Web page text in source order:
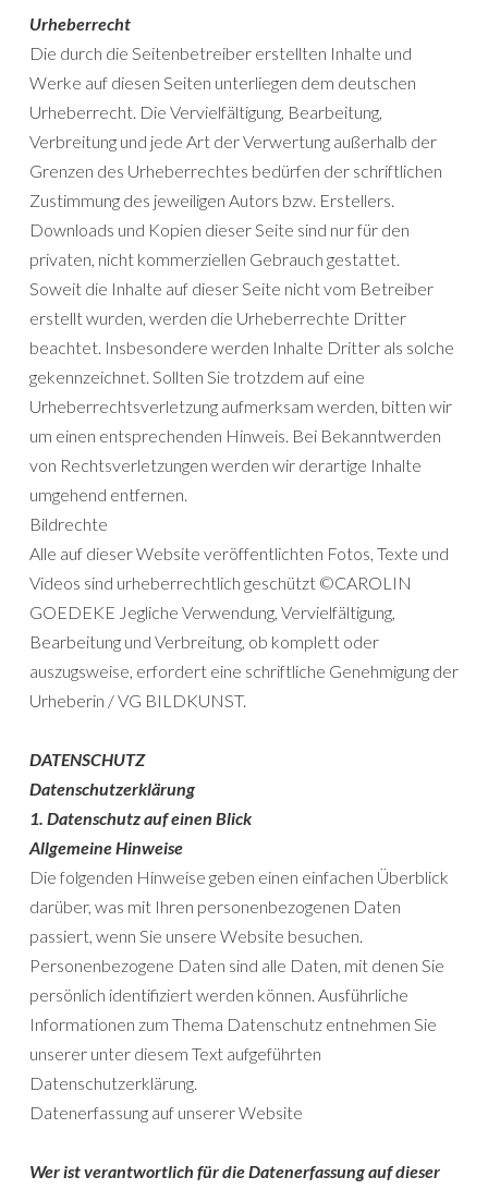
Urheberrecht
Die durch die Seitenbetreiber erstellten Inhalte und
Werke auf diesen Seiten unterliegen dem deutschen
Urheberrecht. Die Vervielfältigung, Bearbeitung,
Verbreitung und jede Art der Verwertung außerhalb der
Grenzen des Urheberrechtes bedürfen der schriftlichen
Zustimmung des jeweiligen Autors bzw. Erstellers.
Downloads und Kopien dieser Seite sind nur für den
privaten, nicht kommerziellen Gebrauch gestattet.
Soweit die Inhalte auf dieser Seite nicht vom Betreiber
erstellt wurden, werden die Urheberrechte Dritter
beachtet. Insbesondere werden Inhalte Dritter als solche
gekennzeichnet. Sollten Sie trotzdem auf eine
Urheberrechtsverletzung aufmerksam werden, bitten wir
um einen entsprechenden Hinweis. Bei Bekanntwerden
von Rechtsverletzungen werden wir derartige Inhalte
umgehend entfernen.
Bildrechte
Alle auf dieser Website veröffentlichten Fotos, Texte und
Videos sind urheberrechtlich geschützt ©CAROLIN
GOEDEKE Jegliche Verwendung, Vervielfältigung,
Bearbeitung und Verbreitung, ob komplett oder
auszugsweise, erfordert eine schriftliche Genehmigung der
Urheberin / VG BILDKUNST.
DATENSCHUTZ
Datenschutzerklärung
1. Datenschutz auf einen Blick
Allgemeine Hinweise
Die folgenden Hinweise geben einen einfachen Überblick
darüber, was mit Ihren personenbezogenen Daten
passiert, wenn Sie unsere Website besuchen.
Personenbezogene Daten sind alle Daten, mit denen Sie
persönlich identifiziert werden können. Ausführliche
Informationen zum Thema Datenschutz entnehmen Sie
unserer unter diesem Text aufgeführten
Datenschutzerklärung.
Datenerfassung auf unserer Website
Wer ist verantwortlich für die Datenerfassung auf dieser